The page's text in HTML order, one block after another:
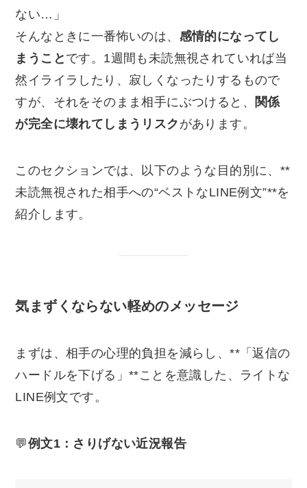
ない…」
そんなときに一番怖いのは、 感情的になってし
まうこと です。1週間も未読無視されていれば当
然イライラしたり、寂しくなったりするもので
すが、それをそのまま相手にぶつけると、 関係
が完全に壊れてしまうリスク があります。
このセクションでは、以下のような目的別に、**
未読無視された相手への“ベストなLINE例文”**を
紹介します。
気まずくならない軽めのメッセージ
まずは、相手の心理的負担を減らし、**「返信の
ハードルを下げる」**ことを意識した、ライトな
LINE例文です。
💬例文1：さりげない近況報告